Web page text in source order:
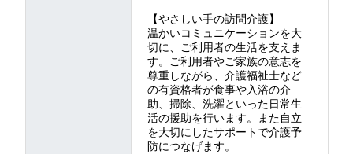
【やさしい手の訪問介護】
温かいコミュニケーションを大
切に、ご利用者の生活を支えま
す。ご利用者やご家族の意志を
尊重しながら、介護福祉士など
の有資格者が食事や入浴の介
助、掃除、洗濯といった日常生
活の援助を行います。また自立
を大切にしたサポートで介護予
防につなげます。